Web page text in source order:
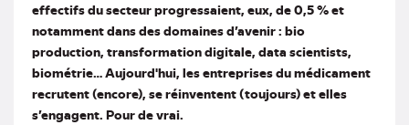
effectifs du secteur progressaient, eux, de 0,5 % et
notamment dans des domaines d’avenir : bio
production, transformation digitale, data scientists,
biométrie… Aujourd'hui, les entreprises du médicament
recrutent (encore), se réinventent (toujours) et elles
s’engagent. Pour de vrai.